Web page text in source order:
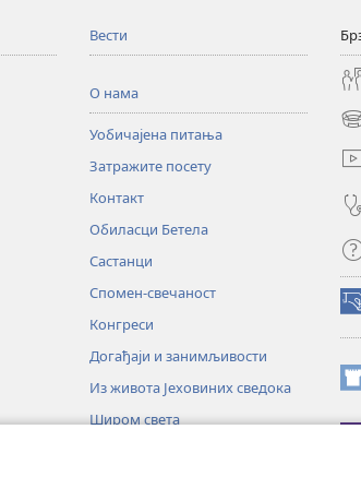
Вести
О нама
Уобичајена питања
Затражите посету
Контакт
Обиласци Бетела
Састанци
Спомен-свечаност
Конгреси
Догађаји и занимљивости
Из живота Јеховиних сведока
Широм света